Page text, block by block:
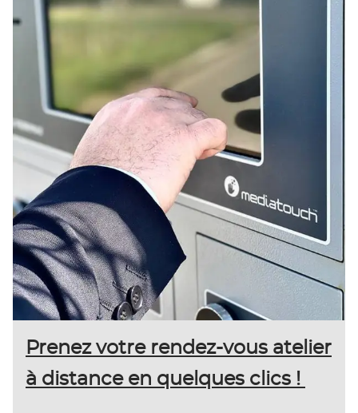
Prenez votre rendez-vous atelier
à distance en quelques clics !